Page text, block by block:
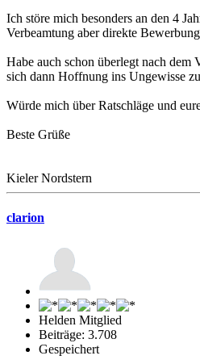
Ich störe mich besonders an den 4
Verbeamtung aber direkte
Habe auch schon überlegt nach
sich dann Hoffnung ins Ungewisse
Würde mich über Ratschläge und
Beste Grüße
Kieler Nordstern
clarion
Helden Mitglied
Beiträge: 3.708
Gespeichert